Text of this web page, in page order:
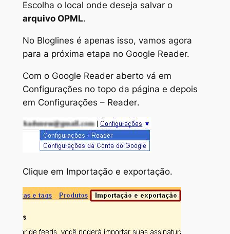
Escolha o local onde deseja salvar o
arquivo OPML.
No Bloglines é apenas isso, vamos agora
para a próxima etapa no Google Reader.
Com o Google Reader aberto vá em
Configurações no topo da página e depois
em Configurações – Reader.
Clique em Importação e exportação.